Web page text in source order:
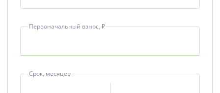
Первоначальный взнос, ₽
Срок, месяцев